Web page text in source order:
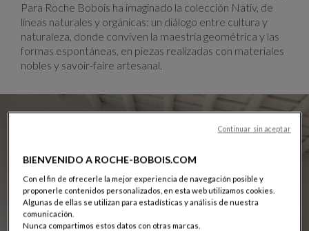
Para Roche Bobois ha imaginado la colección Nativ, de
líneas naturales y orgánicas: un diálogo entre cultura y
naturaleza, donde conviven la maestría geométrica y las
formas espontáneas, en piezas realizadas con materiales
nobles y savoir-faire artesanal.
BIENVENIDO A ROCHE-BOBOIS.COM
Con el fin de ofrecerle la mejor experiencia de navegación posible y
proponerle contenidos personalizados, en esta web utilizamos cookies.
Algunas de ellas se utilizan para estadísticas y análisis de nuestra
comunicación.
Nunca compartimos estos datos con otras marcas.
Continuar sin aceptar